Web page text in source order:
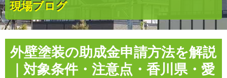
現場ブログ
外壁塗装の助成金申請方法を解説
｜対象条件・注意点・香川県・愛